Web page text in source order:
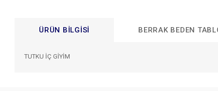
ÜRÜN BILGISI BERRAK BEDEN
TUTKU İÇ GİYİM